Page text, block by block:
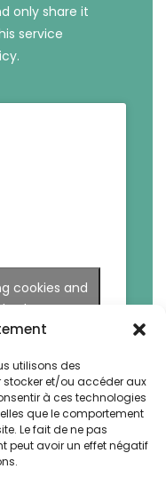
utilisons des
stocker et/ou accéder aux
à ces technologies
que le comportement
Le fait de ne pas
peut avoir un effet négatif
only share it
service
cookies and